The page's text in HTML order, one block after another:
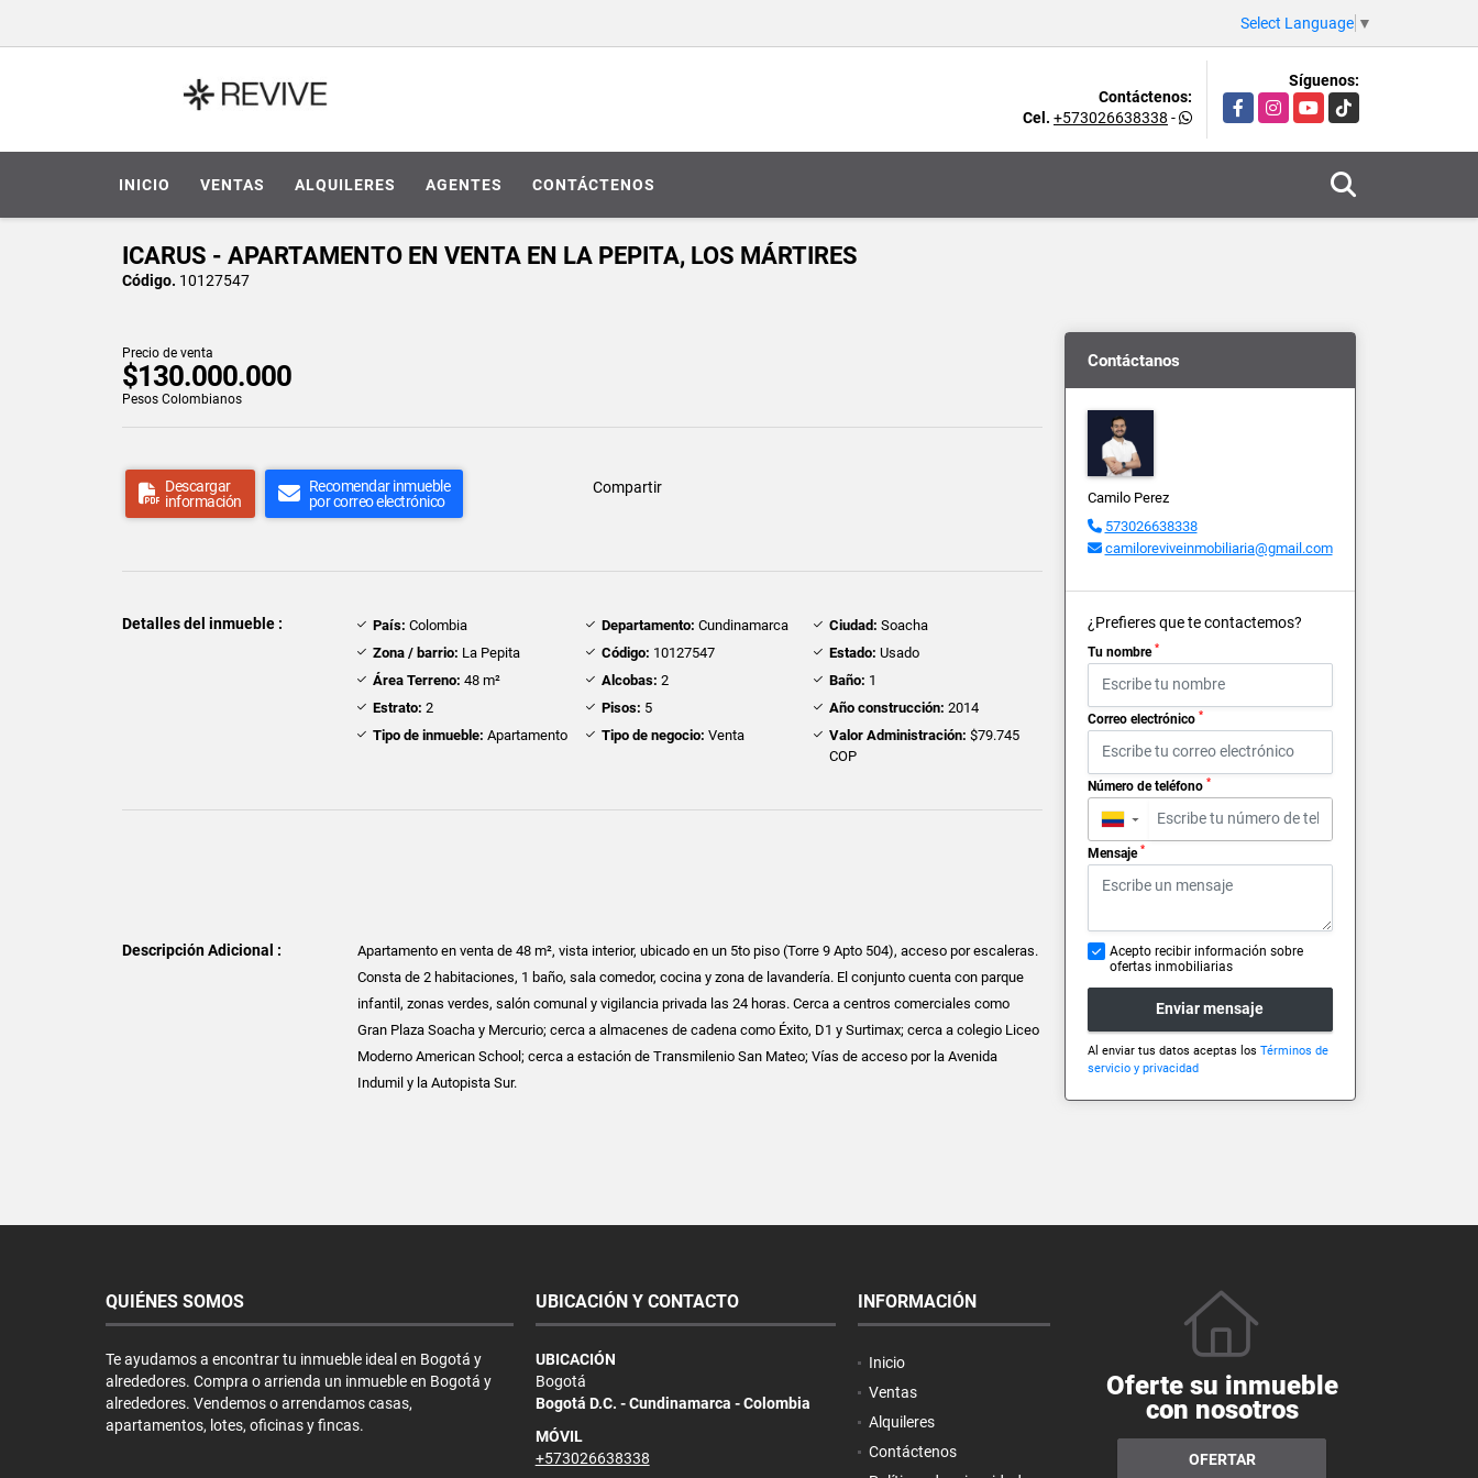
Select Language ▼
Contáctenos:
Cel. +573026638338 -
Síguenos:
FacebookInstagramYouTubeTikTok
INICIO VENTAS ALQUILERES AGENTES CONTÁCTENOS
ICARUS - APARTAMENTO EN VENTA EN LA PEPITA, LOS MÁRTIRES
Código. 10127547
Precio de venta
$130.000.000
Pesos Colombianos
Descargar
información
Recomendar inmueble
por correo electrónico
Compartir
Detalles del inmueble : País: Colombia Departamento: Cundinamarca Ciudad: Soacha
Zona / barrio: La Pepita Código: 10127547 Estado: Usado
Área Terreno: 48 m² Alcobas: 2 Baño: 1
Estrato: 2 Pisos: 5 Año construcción: 2014
Tipo de inmueble: Apartamento Tipo de negocio: Venta Valor Administración: $79.745
COP
Descripción Adicional :
Apartamento en venta de 48 m², vista interior, ubicado en un 5to piso (Torre 9 Apto 504), acceso por escaleras.
Consta de 2 habitaciones, 1 baño, sala comedor, cocina y zona de lavandería. El conjunto cuenta con parque
infantil, zonas verdes, salón comunal y vigilancia privada las 24 horas. Cerca a centros comerciales como
Gran Plaza Soacha y Mercurio; cerca a almacenes de cadena como Éxito, D1 y Surtimax; cerca a colegio Liceo
Moderno American School; cerca a estación de Transmilenio San Mateo; Vías de acceso por la Avenida
Indumil y la Autopista Sur.
Contáctanos
Camilo Perez
573026638338
camiloreviveinmobiliaria@gmail.com
¿Prefieres que te contactemos?
Tu nombre *
Correo electrónico *
Número de teléfono *
▼
Mensaje *
Acepto recibir información sobre
ofertas inmobiliarias
Enviar mensaje
Al enviar tus datos aceptas los Términos de
servicio y privacidad
QUIÉNES SOMOS
Te ayudamos a encontrar tu inmueble ideal en Bogotá y
alrededores. Compra o arrienda un inmueble en Bogotá y
alrededores. Vendemos o arrendamos casas,
apartamentos, lotes, oficinas y fincas.
UBICACIÓN Y CONTACTO
UBICACIÓN
Bogotá
Bogotá D.C. - Cundinamarca - Colombia
MÓVIL
+573026638338
INFORMACIÓN
Inicio
Ventas
Alquileres
Contáctenos
Oferte su inmueble
con nosotros
OFERTAR